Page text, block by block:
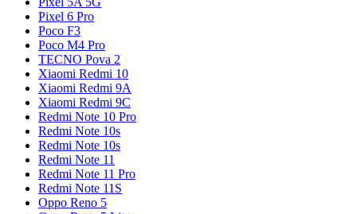
Pixel 6 Pro
Poco F3
Poco M4 Pro
TECNO Pova 2
Xiaomi Redmi 10
Xiaomi Redmi 9A
Xiaomi Redmi 9C
Redmi Note 10 Pro
Redmi Note 10s
Redmi Note 10s
Redmi Note 11
Redmi Note 11 Pro
Redmi Note 11S
Oppo Reno 5